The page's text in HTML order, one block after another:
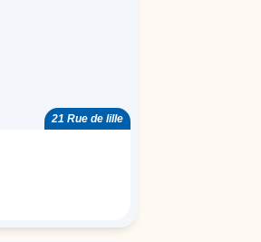
21 Rue de lille